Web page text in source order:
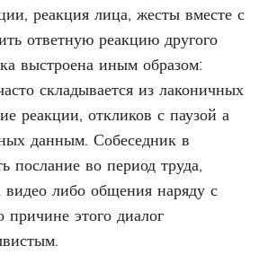
реакция лица, жесты вместе с
ответную реакцию другого
выстроена иным образом:
складывается из лаконичных
реакции, откликов с паузой а
данным. Собеседник в
послание во период труда,
видео либо общения наряду с
этого диалог